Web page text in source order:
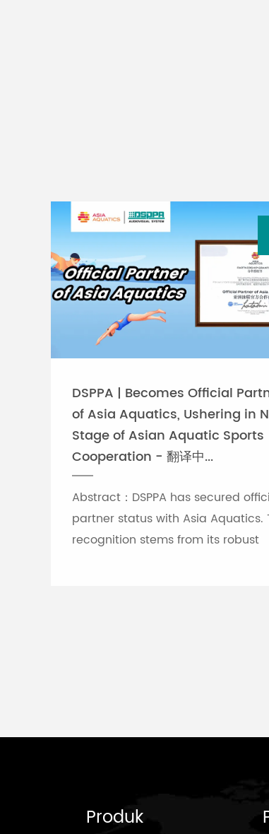
DSPPA | Becomes Official
of Asia Aquatics, Ushering in
Stage of Asian Aquatic Sports
Cooperation - 翻译中...
Abstract：DSPPA has secured
partner status with Asia Aquatics.
recognition stems from its robust
Produk